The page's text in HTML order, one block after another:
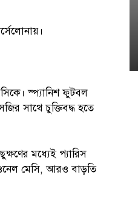
স্প্যানিশ ফুটবল
সাথে চুক্তিবদ্ধ হতে
মধ্যেই প্যারিস
মেসি, আরও বাড়তি